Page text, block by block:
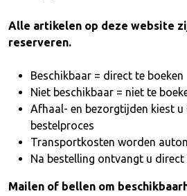
Alle artikelen op deze website
reserveren.
Beschikbaar = direct te boeken
Niet beschikbaar = niet te
Afhaal- en bezorgtijden kiest u
bestelproces
Transportkosten worden
Na bestelling ontvangt u direct
Mailen of bellen om